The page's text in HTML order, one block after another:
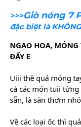
>>>Giò nóng 7
đặc biệt là
NGAO HOA,
ĐẤY E
Uiii thề quả móng
cả các món tuii
sẵn, là săn thơm
Về các loại ốc thì